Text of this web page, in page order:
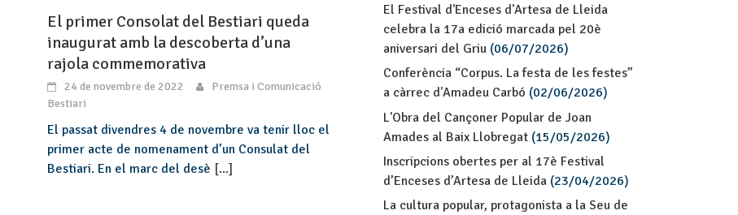
El primer Consolat del Bestiari queda
inaugurat amb la descoberta d’una
rajola commemorativa
24 de novembre de 2022
Premsa i Comunicació
Bestiari
El passat divendres 4 de novembre va tenir lloc el
primer acte de nomenament d’un Consulat del
Bestiari. En el marc del desè [...]
El Festival d'Enceses d'Artesa de Lleida
celebra la 17a edició marcada pel 20è
aniversari del Griu(06/07/2026)
Conferència “Corpus. La festa de les festes”
a càrrec d'Amadeu Carbó (02/06/2026)
L'Obra del Cançoner Popular de Joan
Amades al Baix Llobregat(15/05/2026)
Inscripcions obertes per al 17è Festival
d’Enceses d’Artesa de Lleida(23/04/2026)
La cultura popular, protagonista a la Seu de